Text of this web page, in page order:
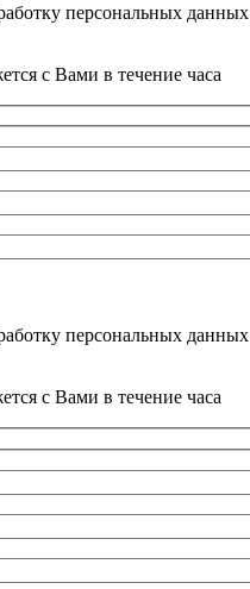
персональных данных
с Вами в течение часа
персональных данных
с Вами в течение часа